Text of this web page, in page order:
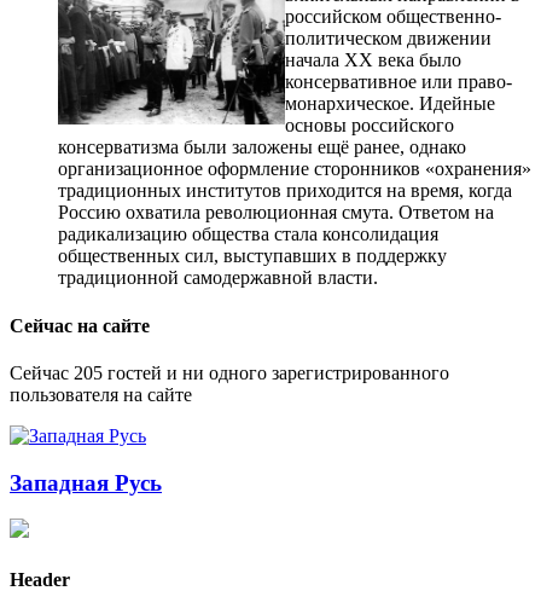
российском общественно-
политическом движении
начала XX века было
консервативное или право-
монархическое. Идейные
основы российского
консерватизма были заложены ещё ранее, однако
организационное оформление сторонников «охранения»
традиционных институтов приходится на время, когда
Россию охватила революционная смута. Ответом на
радикализацию общества стала консолидация
общественных сил, выступавших в поддержку
традиционной самодержавной власти.
Сейчас на сайте
Сейчас 205 гостей и ни одного зарегистрированного
пользователя на сайте
Западная Русь
Header